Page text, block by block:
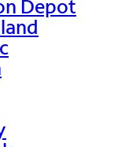
Depot